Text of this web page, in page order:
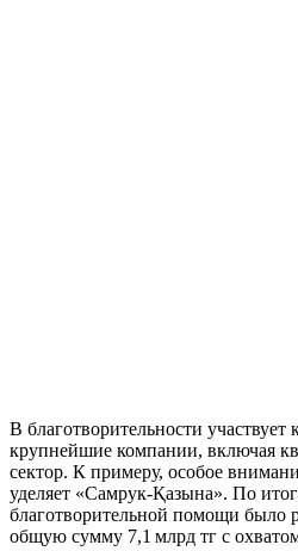
В благотворительности участвует
крупнейшие компании, включая
сектор. К примеру, особое
уделяет «Самрук-Қазына». По
благотворительной помощи было
общую сумму 7,1 млрд тг с